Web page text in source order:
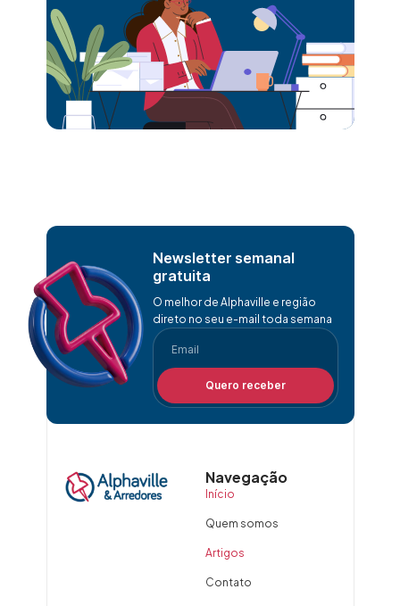
Newsletter semanal
gratuita
O melhor de Alphaville e região
direto no seu e-mail toda semana
Quero receber
Navegação
Início
Quem somos
Artigos
Contato